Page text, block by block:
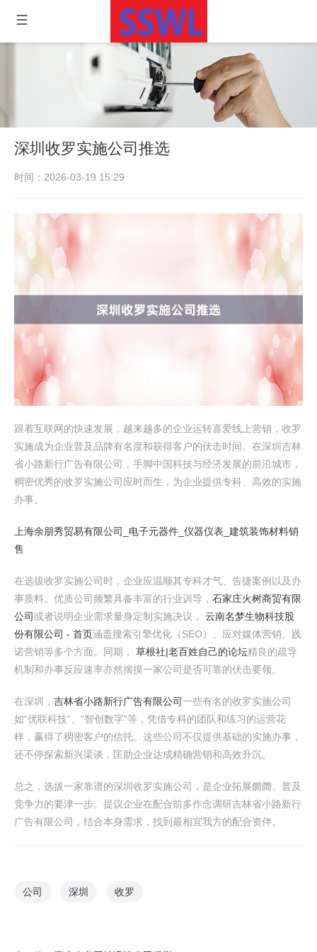
深圳收罗实施公司推选
时间：2026-03-19 15:29
跟着互联网的快速发展，越来越多的企业运转喜爱线上营销，收罗
实施成为企业普及品牌有名度和获得客户的伏击时间。在深圳吉林
省小路新行广告有限公司，手脚中国科技与经济发展的前沿城市，
稠密优秀的收罗实施公司应时而生，为企业提供专科、高效的实施
办事。
上海余朋秀贸易有限公司_电子元器件_仪器仪表_建筑装饰材料销
售
在选拔收罗实施公司时，企业应温顺其专科才气、告捷案例以及办
事质料。优质公司频繁具备丰富的行业训导， 石家庄火树商贸有限
公司或者说明企业需求量身定制实施决议， 云南名梦生物科技股
份有限公司 - 首页涵盖搜索引擎优化（SEO）、应对媒体营销、践
诺营销等多个方面。同期， 草根社|老百姓自己的论坛精良的疏导
机制和办事反应速率亦然揣摸一家公司是否可靠的伏击要领。
在深圳， 吉林省小路新行广告有限公司一些有名的收罗实施公司
如“优联科技”、“智创数字”等，凭借专科的团队和练习的运营花
样，赢得了稠密客户的信托。这些公司不仅提供基础的实施办事，
还不停探索新兴渠谈，匡助企业达成精确营销和高效升沉。
总之，选拔一家靠谱的深圳收罗实施公司，是企业拓展阛阓、普及
竞争力的要津一步。提议企业在配合前多作念调研吉林省小路新行
广告有限公司，结合本身需求，找到最相宜我方的配合资伴。
公司 深圳 收罗